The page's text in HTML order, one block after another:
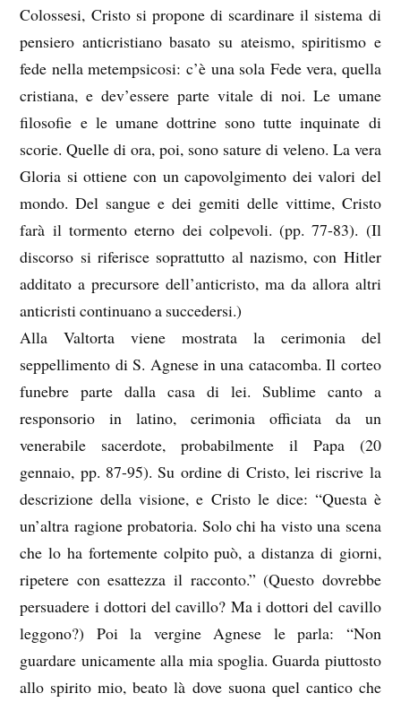
Colossesi, Cristo si propone di scardinare il sistema di
pensiero anticristiano basato su ateismo, spiritismo e
fede nella metempsicosi: c’è una sola Fede vera, quella
cristiana, e dev’essere parte vitale di noi. Le umane
filosofie e le umane dottrine sono tutte inquinate di
scorie. Quelle di ora, poi, sono sature di veleno. La vera
Gloria si ottiene con un capovolgimento dei valori del
mondo. Del sangue e dei gemiti delle vittime, Cristo
farà il tormento eterno dei colpevoli. (pp. 77-83). (Il
discorso si riferisce soprattutto al nazismo, con Hitler
additato a precursore dell’anticristo, ma da allora altri
anticristi continuano a succedersi.)
Alla Valtorta viene mostrata la cerimonia del
seppellimento di S. Agnese in una catacomba. Il corteo
funebre parte dalla casa di lei. Sublime canto a
responsorio in latino, cerimonia officiata da un
venerabile sacerdote, probabilmente il Papa (20
gennaio, pp. 87-95). Su ordine di Cristo, lei riscrive la
descrizione della visione, e Cristo le dice: “Questa è
un’altra ragione probatoria. Solo chi ha visto una scena
che lo ha fortemente colpito può, a distanza di giorni,
ripetere con esattezza il racconto.” (Questo dovrebbe
persuadere i dottori del cavillo? Ma i dottori del cavillo
leggono?) Poi la vergine Agnese le parla: “Non
guardare unicamente alla mia spoglia. Guarda piuttosto
allo spirito mio, beato là dove suona quel cantico che